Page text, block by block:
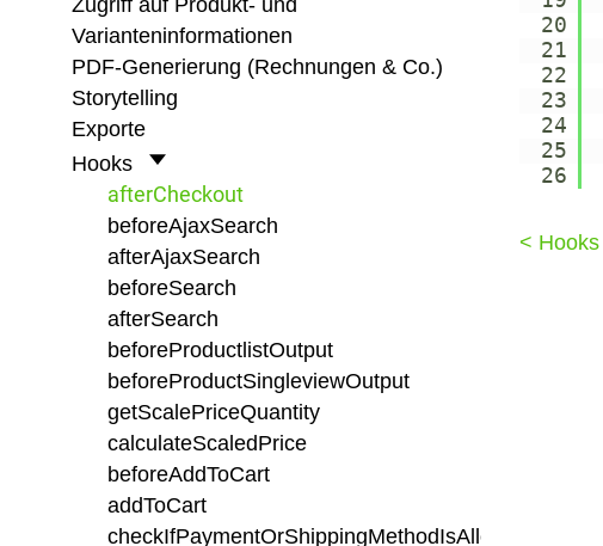
20
21
22
23
24
25
26
< Hooks
Zugriff auf Produkt- und
Varianteninformationen
PDF-Generierung (Rechnungen & Co.)
Storytelling
Exporte
Hooks
afterCheckout
beforeAjaxSearch
afterAjaxSearch
beforeSearch
afterSearch
beforeProductlistOutput
beforeProductSingleviewOutput
getScalePriceQuantity
calculateScaledPrice
beforeAddToCart
addToCart
checkIfPaymentOrShippingMethodIsAllowed